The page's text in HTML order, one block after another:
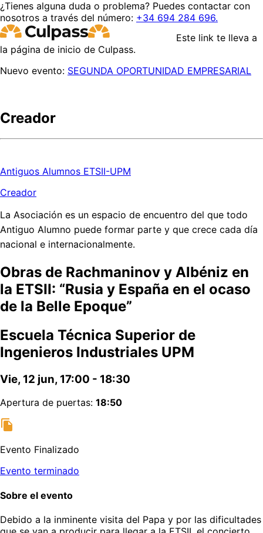
¿Tienes alguna duda o problema? Puedes contactar con
nosotros a través del número: +34 694 284 696.
Este link te lleva a
la página de inicio de Culpass.
Nuevo evento: SEGUNDA OPORTUNIDAD EMPRESARIAL
Creador
Antiguos Alumnos ETSII-UPM
Creador
La Asociación es un espacio de encuentro del que todo
Antiguo Alumno puede formar parte y que crece cada día
nacional e internacionalmente.
Obras de Rachmaninov y Albéniz en
la ETSII: “Rusia y España en el ocaso
de la Belle Epoque”
Escuela Técnica Superior de
Ingenieros Industriales UPM
Vie, 12 jun, 17:00 - 18:30
Apertura de puertas: 18:50
Evento Finalizado
Evento terminado
Sobre el evento
Debido a la inminente visita del Papa y por las dificultades